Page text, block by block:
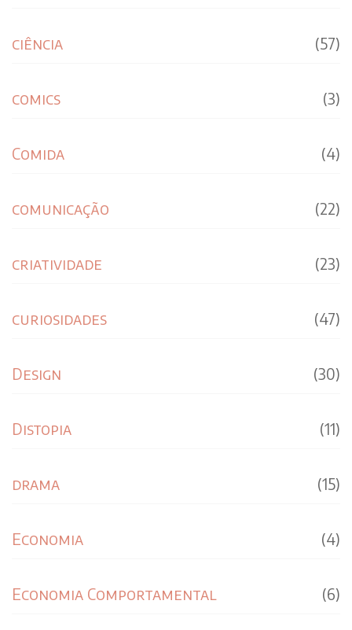
ciência (57)
comics (3)
Comida (4)
comunicação (22)
criatividade (23)
curiosidades (47)
Design (30)
Distopia (11)
drama (15)
Economia (4)
Economia Comportamental (6)